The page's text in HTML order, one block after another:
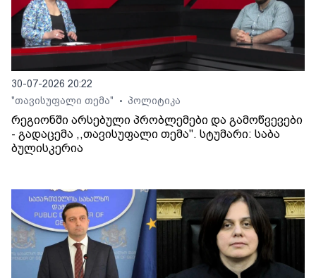
30-07-2026 20:22
"თავისუფალი თემა"
• პოლიტიკა
რეგიონში არსებული პრობლემები და გამოწვევები
- გადაცემა ,,თავისუფალი თემა". სტუმარი: საბა
ბულისკერია